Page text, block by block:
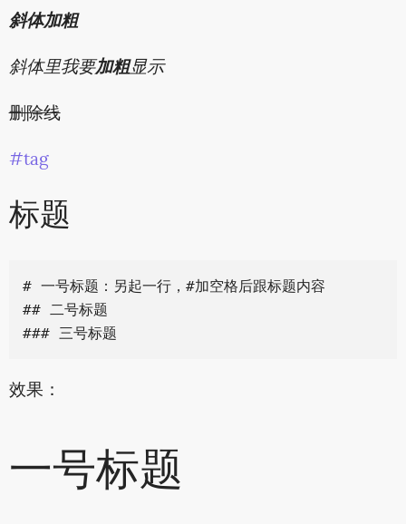
斜体加粗
斜体里我要加粗显示
删除线
#tag
标题
# 一号标题：另起一行，#加空格后跟标题内容
## 二号标题
效果：
一号标题